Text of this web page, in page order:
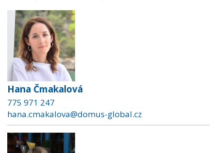
Hana Čmakalová
775 971 247
hana.cmakalova@domus-global.cz